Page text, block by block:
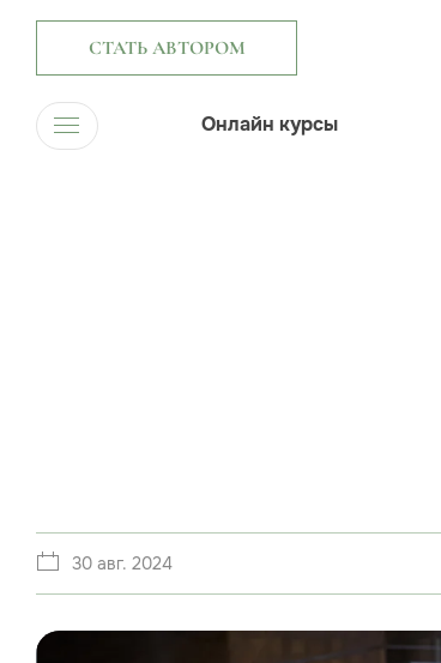
СТАТЬ АВТОРОМ
Онлайн курсы
30 авг. 2024